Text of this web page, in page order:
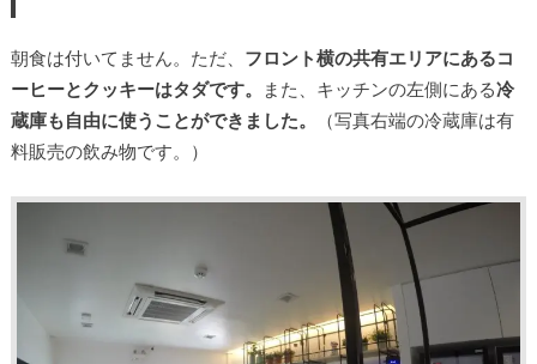
朝食は付いてません。ただ、 フロント横の共有エリアにあるコ
ーヒーとクッキーはタダです。
また、キッチンの左側にある冷
蔵庫も自由に使うことができました。
（写真右端の冷蔵庫は有
料販売の飲み物です。）